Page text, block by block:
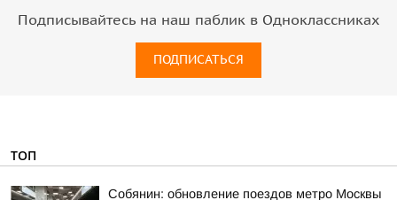
Подписывайтесь на наш паблик в Одноклассниках
ПОДПИСАТЬСЯ
ТОП
Собянин: обновление поездов метро Москвы